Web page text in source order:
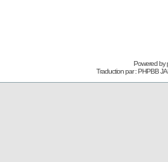
Powered by
Traduction par : PHPBB